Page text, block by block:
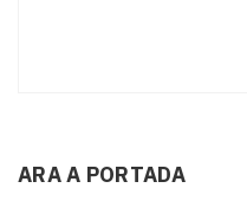
ARA A PORTADA